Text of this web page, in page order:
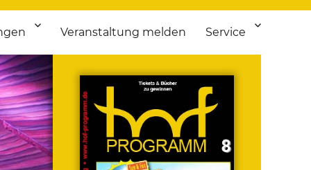
Veranstaltung melden Service